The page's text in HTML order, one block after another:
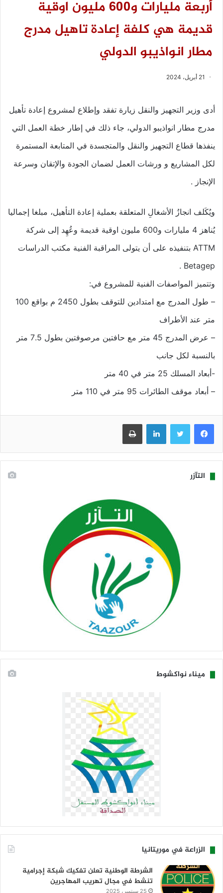
أربعة مليارات و600 مليون اوقية
قديمة هي كلفة إعادة تاهيل مدرج
مطار انواذيبو الدولي
21 أبريل، 2024
أدى وزير التجهيز والنقل زيارة تفقد وإطلاع لمشروع إعادة تأهيل
مدرج مطار انواذيبو الدولي، جاء ذلك في إطار خطة العمل التي
ينفذها قطاع التجهيز والنقل والمتجسدة في المتابعة المستمرة
لكل المشاريع و ورشات العمل لضمان الجودة والإتقان وسرعة
الإنجاز .
ويُكَلف انجازُ الأشغالِ المتعلقة بعملية إعادة التأهيل، مبلغا إجماليا
يُناهز 4 مليارات و600 مليون اوقية قديمة وعُهِد إلى شركة
ATTM بتنفيذه على أن يتولى المراقبة الفنية مكتب الدراسات
Betagep .
وتتميز المواصفات الفنية للمشروع في:
– طول المدرج مع امتدادين للتوقف بطول 2450 م بواقع 100
متر عند الأطراف
– عرض المدرج 45 متر مع حافتين مرصوفتين بطول 7.5 متر
بالنسبة لكل جانب
-أبعاد المسلك 25 متر في 40 متر
– أبعاد موقف الطائرات 95 متر في 110 متر
فيسبوك تويتر لينكدإن طباعة
التآزر
ميناء نواكشوط
الزراعة في موريتانيا
الشرطة الوطنية تعلن تفكيك شبكة إجرامية
تنشط في مجال تهريب المهاجرين
25 سبتمبر، 2025